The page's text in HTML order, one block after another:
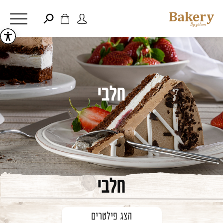
חלונית
עגלה משתמש
אין מוצרים בעגלה
סגור
כבר רשומים? התחברו
זכור אותי שכחתי סיסמה
חלבי
חלבי
הצג פילטרים